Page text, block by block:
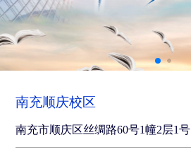
南充顺庆校区
南充市顺庆区丝绸路60号1幢2层1号